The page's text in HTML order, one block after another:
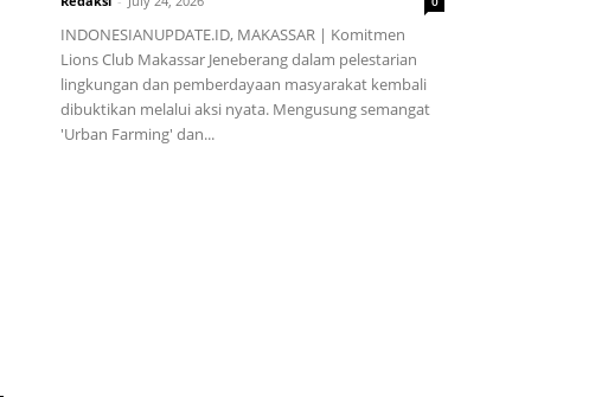
INDONESIANUPDATE.ID, MAKASSAR | Komitmen
Lions Club Makassar Jeneberang dalam pelestarian
lingkungan dan pemberdayaan masyarakat kembali
dibuktikan melalui aksi nyata. Mengusung semangat
'Urban Farming' dan...